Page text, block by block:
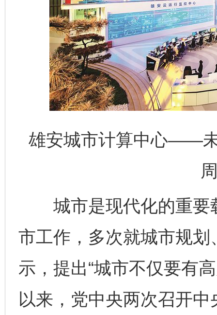
雄安城市计算中心——
城市是现代化的重要
市工作，多次就城市规
示，提出“城市不仅要有
以来，党中央两次召开